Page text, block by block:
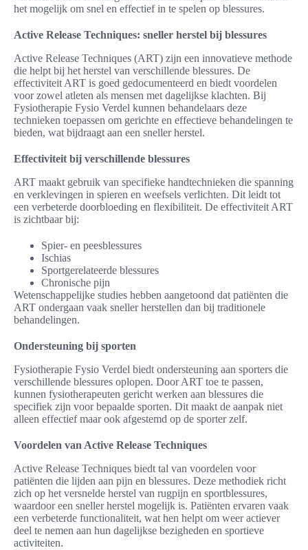
het mogelijk om snel en effectief in te spelen op blessures.
Active Release Techniques: sneller herstel bij blessures
Active Release Techniques (ART) zijn een innovatieve methode
die helpt bij het herstel van verschillende blessures. De
effectiviteit ART is goed gedocumenteerd en biedt voordelen
voor zowel atleten als mensen met dagelijkse klachten. Bij
Fysiotherapie Fysio Verdel kunnen behandelaars deze
technieken toepassen om gerichte en effectieve behandelingen te
bieden, wat bijdraagt aan een sneller herstel.
Effectiviteit bij verschillende blessures
ART maakt gebruik van specifieke handtechnieken die spanning
en verklevingen in spieren en weefsels verlichten. Dit leidt tot
een verbeterde doorbloeding en flexibiliteit. De effectiviteit ART
is zichtbaar bij:
Spier- en peesblessures
Ischias
Sportgerelateerde blessures
Chronische pijn
Wetenschappelijke studies hebben aangetoond dat patiënten die
ART ondergaan vaak sneller herstellen dan bij traditionele
behandelingen.
Ondersteuning bij sporten
Fysiotherapie Fysio Verdel biedt ondersteuning aan sporters die
verschillende blessures oplopen. Door ART toe te passen,
kunnen fysiotherapeuten gericht werken aan blessures die
specifiek zijn voor bepaalde sporten. Dit maakt de aanpak niet
alleen effectief maar ook afgestemd op de sporter zelf.
Voordelen van Active Release Techniques
Active Release Techniques biedt tal van voordelen voor
patiënten die lijden aan pijn en blessures. Deze methodiek richt
zich op het versnelde herstel van rugpijn en sportblessures,
waardoor een sneller herstel mogelijk is. Patiënten ervaren vaak
een verbeterde functionaliteit, wat hen helpt om weer actiever
deel te nemen aan hun dagelijkse bezigheden en sportieve
activiteiten.